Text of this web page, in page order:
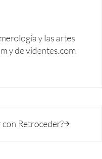
y las artes
y de videntes.com
con Retroceder?